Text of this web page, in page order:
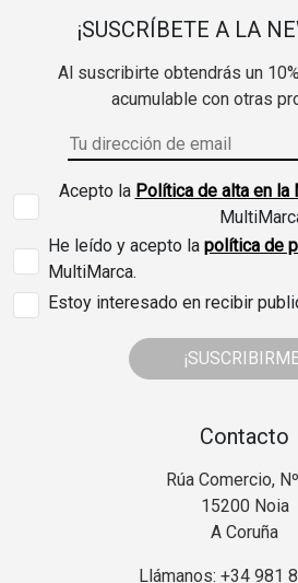
¡SUSCRÍBETE A LA
Al suscribirte obtendrás un
acumulable con otras
Acepto la Política de alta en
He leído y acepto la política de
MultiMarca.
Estoy interesado en recibir
Contacto
Rúa Comercio,
15200 Noia
A Coruña
Llámanos: +34 981